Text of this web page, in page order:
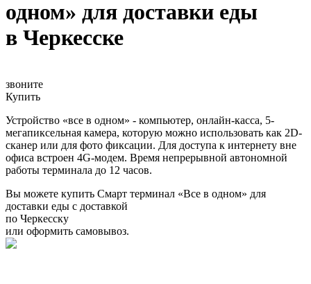
одном» для доставки еды
в Черкесске
звоните
Купить
Устройство «все в одном» - компьютер, онлайн-касса, 5-
мегапиксельная камера, которую можно использовать как 2D-
сканер или для фото фиксации. Для доступа к интернету вне
офиса встроен 4G-модем. Время непрерывной автономной
работы терминала до 12 часов.
Вы можете купить Смарт терминал «Все в одном» для
доставки еды с доставкой
по Черкесску
или оформить самовывоз.